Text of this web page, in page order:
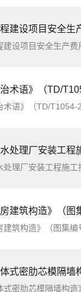
安全生产费用清单及计量规范》（JTG/
》（TD/T1054-2018）【全文附
安装工程施工技术规程》（T/
构造》（图集编号：26J907）【
芯模隔墙构造》（图集编号：